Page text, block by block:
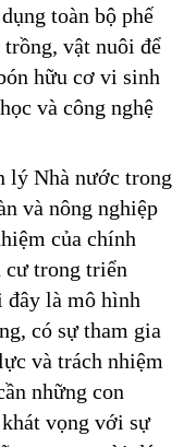
toàn bộ phế
vật nuôi để
hữu cơ vi sinh
và công nghệ
lý Nhà nước trong
và nông nghiệp
của chính
cư trong triển
đây là mô hình
có sự tham gia
và trách nhiệm
những con
vọng với sự